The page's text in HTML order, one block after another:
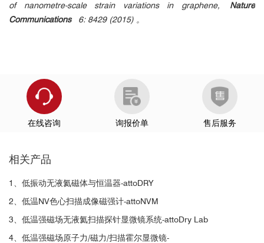
of nanometre-scale strain variations in graphene, Nature
Communications6: 8429 (2015) 。
在线咨询 询报价单 售后服务
相关产品
1、低振动无液氦磁体与恒温器-attoDRY
2、低温NV色心扫描成像磁强计-attoNVM
3、低温强磁场无液氦扫描探针显微镜系统-attoDry Lab
4、低温强磁场原子力/磁力/扫描霍尔显微镜-